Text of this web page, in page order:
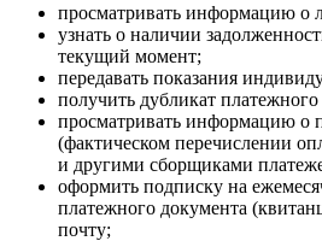
просматривать информацию о
узнать о наличии
текущий момент;
передавать показания
получить дубликат
просматривать информацию о
(фактическом перечислении
и другими сборщиками
оформить подписку на
платежного документа
почту;